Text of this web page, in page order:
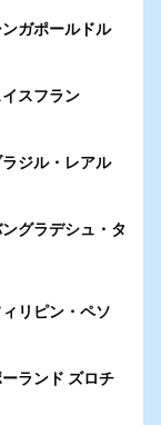
ガポールドル
スフラン
ジル・レアル
グラデシュ・タ
リピン・ペソ
ランド ズロチ